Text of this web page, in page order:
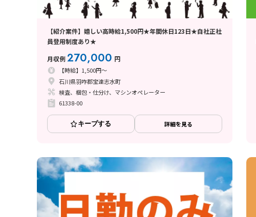
【紹介案件】嬉しい高時給1,500円★年間休日123日★自社正社
員登用制度あり★
月収例270,000 円
【時給】1,500円～
石川県羽咋郡宝達志水町
検査、梱包・仕分け、マシンオペレーター
61338-00
キープする 詳細を見る